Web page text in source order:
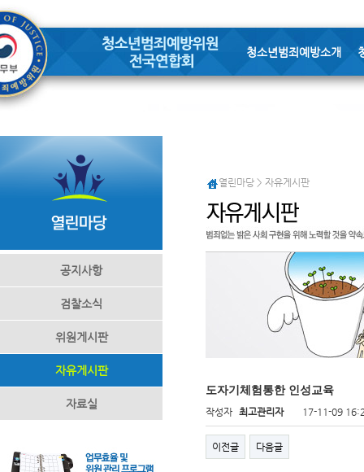
청소년범죄예방소개
공지사항
검찰소식
위원게시판
자유게시판
자료실
열린마당 > 자유게시판
도자기체험통한 인성교육
작성자 최고관리자 17-11-09
이전글 다음글